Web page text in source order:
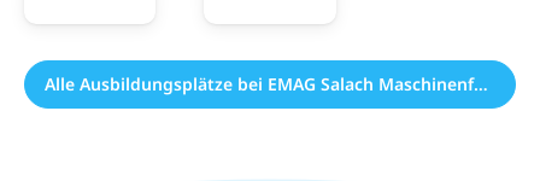
Alle Ausbildungsplätze bei EMAG Salach Maschinenfabrik GmbH (5)